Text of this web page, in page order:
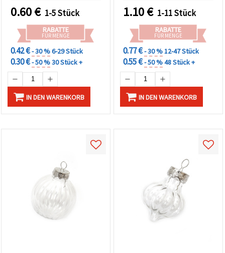
Metallkappe und
Aufhängeöse – DIY-
Baumkugeln für Basteln,
Weihnachtsbaum &
0.60€ 1-5 Stück
RABATTE
FÜR MENGE
0.42 €- 30 %6-29 Stück
0.30 €- 50 %30 Stück +
IN DEN WARENKORB
Aufhänger
1.10€ 1-11 Stück
RABATTE
FÜR MENGE
0.77 €- 30 %12-47 Stück
0.55 €- 50 %48 Stück +
IN DEN WARENKORB